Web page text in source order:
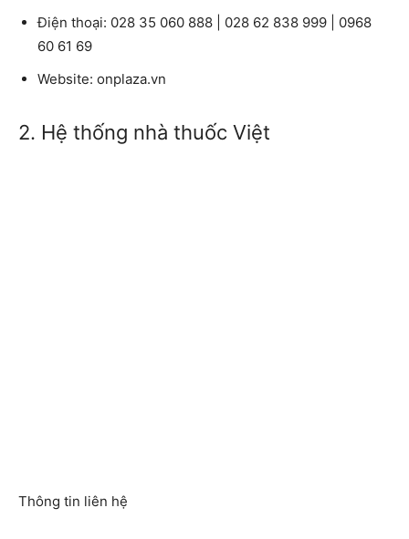
Điện thoại: 028 35 060 888 | 028 62 838 999 | 0968
60 61 69
Website: onplaza.vn
2. Hệ thống nhà thuốc Việt
Thông tin liên hệ